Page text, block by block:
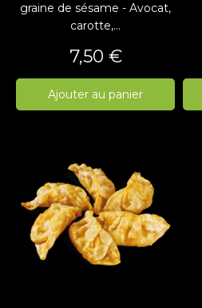
graine de sésame - Avocat,
carotte,...
Prix
7,50 €
Ajouter au panier